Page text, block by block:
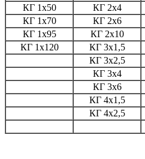
КГ 1х50
КГ 2х4
КГ 1х70
КГ 2х6
КГ 1х95
КГ 2х10
КГ 1х120
КГ 3х1,5
КГ 3х2,5
КГ 3х4
КГ 3х6
КГ 4х1,5
КГ 4х2,5